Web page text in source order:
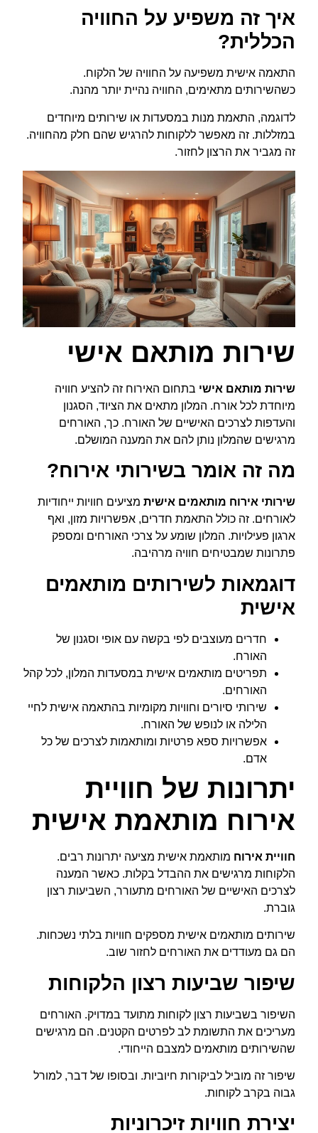
איך זה משפיע על החוויה
הכללית?
התאמה אישית משפיעה על החוויה של הלקוח.
כשהשירותים מתאימים, החוויה נהיית יותר מהנה.
לדוגמה, התאמת מנות במסעדות או שירותים מיוחדים
במזללות. זה מאפשר ללקוחות להרגיש שהם חלק מהחוויה.
זה מגביר את הרצון לחזור.
שירות מותאם אישי
שירות מותאם אישי בתחום האירוח זה להציע חוויה
מיוחדת לכל אורח. המלון מתאים את הציוד, הסגנון
והעדפות לצרכים האישיים של האורח. כך, האורחים
מרגישים שהמלון נותן להם את המענה המושלם.
מה זה אומר בשירותי אירוח?
שירותי אירוח מותאמים אישית מציעים חוויות ייחודיות
לאורחים. זה כולל התאמת חדרים, אפשרויות מזון, ואף
ארגון פעילויות. המלון שומע על צרכי האורחים ומספק
פתרונות שמבטיחים חוויה מרהיבה.
דוגמאות לשירותים מותאמים
אישית
חדרים מעוצבים לפי בקשה עם אופי וסגנון של
האורח.
תפריטים מותאמים אישית במסעדות המלון, לכל קהל
האורחים.
שירותי סיורים וחוויות מקומיות בהתאמה אישית לחיי
הלילה או לנופש של האורח.
אפשרויות ספא פרטיות ומותאמות לצרכים של כל
אדם.
יתרונות של חוויית
אירוח מותאמת אישית
חוויית אירוח מותאמת אישית מציעה יתרונות רבים.
הלקוחות מרגישים את ההבדל בקלות. כאשר המענה
לצרכים האישיים של האורחים מתעורר, השביעות רצון
גוברת.
שירותים מותאמים אישית מספקים חוויות בלתי נשכחות.
הם גם מעודדים את האורחים לחזור שוב.
שיפור שביעות רצון הלקוחות
השיפור בשביעות רצון לקוחות מתועד במדויק. האורחים
מעריכים את התשומת לב לפרטים הקטנים. הם מרגישים
שהשירותים מותאמים למצבם הייחודי.
שיפור זה מוביל לביקורות חיוביות. ובסופו של דבר, למורל
גבוה בקרב לקוחות.
יצירת חוויות זיכרוניות